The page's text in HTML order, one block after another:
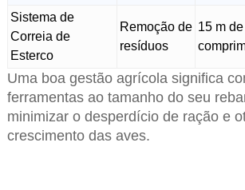
Sistema de
Correia de
Esterco
Remoção de
resíduos
15 m de
Uma boa gestão agrícola significa
ferramentas ao tamanho do seu
minimizar o desperdício de ração e
crescimento das aves.